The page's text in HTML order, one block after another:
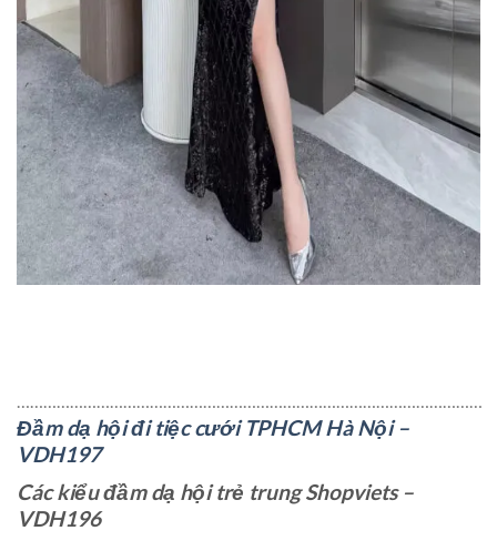
……………………………………………………………………………………………
Đầm dạ hội đi tiệc cưới TPHCM Hà Nội –
VDH197
Các kiểu đầm dạ hội trẻ trung Shopviets –
VDH196